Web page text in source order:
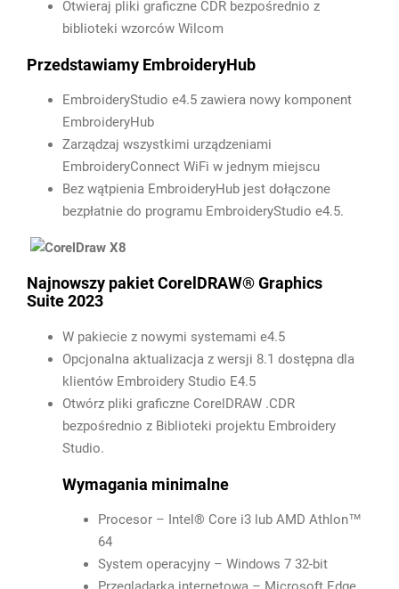
Otwieraj pliki graficzne CDR bezpośrednio z
biblioteki wzorców Wilcom
Przedstawiamy EmbroideryHub
EmbroideryStudio e4.5 zawiera nowy komponent
EmbroideryHub
Zarządzaj wszystkimi urządzeniami
EmbroideryConnect WiFi w jednym miejscu
Bez wątpienia EmbroideryHub jest dołączone
bezpłatnie do programu EmbroideryStudio e4.5.
Najnowszy pakiet CorelDRAW® Graphics
Suite 2023
W pakiecie z nowymi systemami e4.5
Opcjonalna aktualizacja z wersji 8.1 dostępna dla
klientów Embroidery Studio E4.5
Otwórz pliki graficzne CorelDRAW .CDR
bezpośrednio z Biblioteki projektu Embroidery
Studio.
Wymagania minimalne
Procesor – Intel® Core i3 lub AMD Athlon™
64
System operacyjny – Windows 7 32-bit